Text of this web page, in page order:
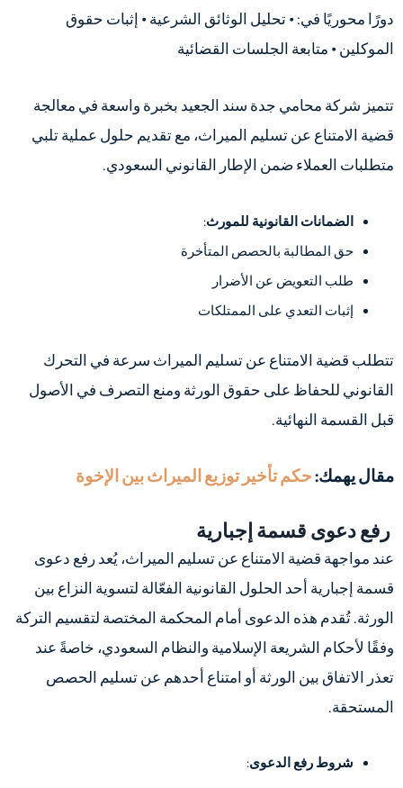
دورًا محوريًا في: • تحليل الوثائق الشرعية • إثبات حقوق
الموكلين • متابعة الجلسات القضائية
تتميز شركة محامي جدة سند الجعيد بخبرة واسعة في معالجة
قضية الامتناع عن تسليم الميراث، مع تقديم حلول عملية تلبي
متطلبات العملاء ضمن الإطار القانوني السعودي.
الضمانات القانونية للمورث:
حق المطالبة بالحصص المتأخرة
طلب التعويض عن الأضرار
إثبات التعدي على الممتلكات
تتطلب قضية الامتناع عن تسليم الميراث سرعة في التحرك
القانوني للحفاظ على حقوق الورثة ومنع التصرف في الأصول
قبل القسمة النهائية.
مقال يهمك:حكم تأخير توزيع الميراث بين الإخوة
رفع دعوى قسمة إجبارية
عند مواجهة قضية الامتناع عن تسليم الميراث، يُعد رفع دعوى
قسمة إجبارية أحد الحلول القانونية الفعّالة لتسوية النزاع بين
الورثة. تُقدم هذه الدعوى أمام المحكمة المختصة لتقسيم التركة
وفقًا لأحكام الشريعة الإسلامية والنظام السعودي، خاصةً عند
تعذر الاتفاق بين الورثة أو امتناع أحدهم عن تسليم الحصص
المستحقة.
شروط رفع الدعوى: